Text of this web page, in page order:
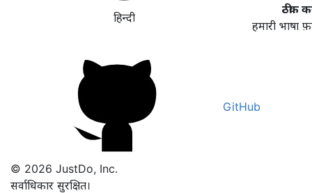
हिन्दी
ठीक
हमारी भाषा
GitHub
© 2026 JustDo, Inc.
सर्वाधिकार सुरक्षित।